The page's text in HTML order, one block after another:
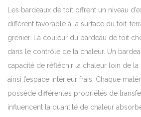
Les bardeaux de toit offrent un niveau
différent favorable à la surface du toit-
grenier. La couleur du bardeau de toit
dans le contrôle de la chaleur. Un
capacité de réfléchir la chaleur loin de la
ainsi l’espace intérieur frais. Chaque
possède différentes propriétés de
influencent la quantité de chaleur